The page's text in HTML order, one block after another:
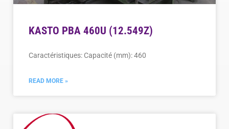
KASTO PBA 460U (12.549Z)
Caractéristiques: Capacité (mm): 460
READ MORE »